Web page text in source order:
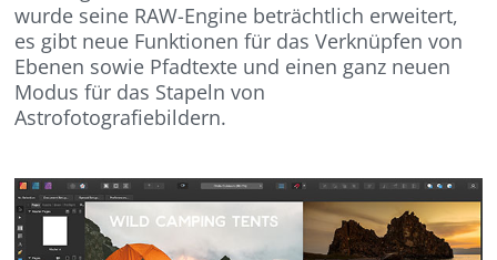
wurde seine RAW-Engine beträchtlich erweitert,
es gibt neue Funktionen für das Verknüpfen von
Ebenen sowie Pfadtexte und einen ganz neuen
Modus für das Stapeln von
Astrofotografiebildern.